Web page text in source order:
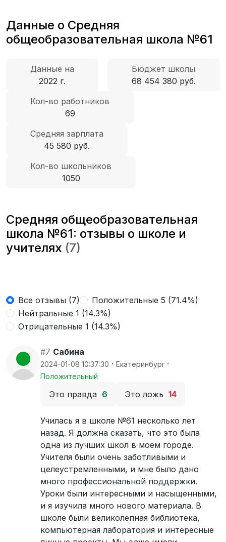
Данные о Средняя
общеобразовательная школа №61
Данные на
2022 г.
Бюджет школы
68 454 380 руб.
Кол-во работников
69
Средняя зарплата
45 580 руб.
Кол-во школьников
1050
Средняя общеобразовательная
школа №61: отзывы о школе и
учителях (7)
Все отзывы (7)
Положительные 5 (71.4%)
Нейтральные 1 (14.3%)
Отрицательные 1 (14.3%)
#7 Сабина
2024-01-08 10:37:30 · Екатеринбург ·
Положительный
Это правда 6 Это ложь 14
Училась я в школе №61 несколько лет
назад. Я должна сказать, что это была
одна из лучших школ в моем городе.
Учителя были очень заботливыми и
целеустремленными, и мне было дано
много профессиональной поддержки.
Уроки были интересными и насыщенными,
и я изучила много нового материала. В
школе были великолепная библиотека,
компьютерная лаборатория и интересные